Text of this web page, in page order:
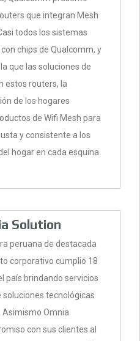
que integran Mesh
todos los sistemas
chips de Qualcomm, y
que las soluciones de
estos routers, la
de los hogares
de Wifi Mesh para
y consistente a los
hogar en cada esquina
Solution
peruana de destacada
corporativo cumplió 18
país brindando servicios
tecnológicas
Asimismo Omnia
con sus clientes al